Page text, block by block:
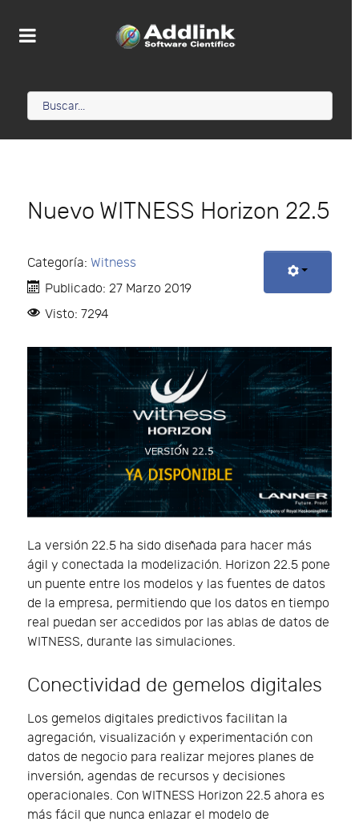
Nuevo WITNESS Horizon 22.5
Categoría: Witness
Publicado: 27 Marzo 2019
Visto: 7294
La versión 22.5 ha sido diseñada para hacer más
ágil y conectada la modelización. Horizon 22.5 pone
un puente entre los modelos y las fuentes de datos
de la empresa, permitiendo que los datos en tiempo
real puedan ser accedidos por las ablas de datos de
WITNESS, durante las simulaciones.
Conectividad de gemelos digitales
Los gemelos digitales predictivos facilitan la
agregación, visualización y experimentación con
datos de negocio para realizar mejores planes de
inversión, agendas de recursos y decisiones
operacionales. Con WITNESS Horizon 22.5 ahora es
más fácil que nunca enlazar el modelo de